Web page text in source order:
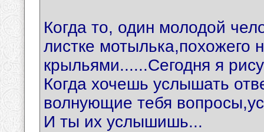
Когда то, один молодой
листке мотылька,похожего
крыльями......Сегодня я
Когда хочешь услышать
волнующие тебя
И ты их услышишь...